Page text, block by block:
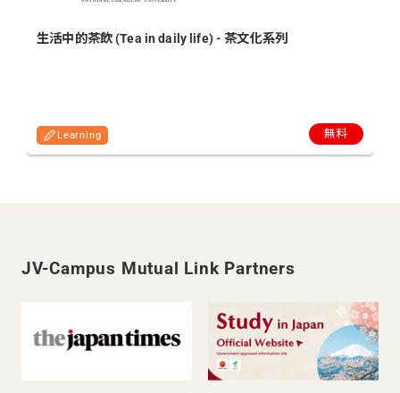
生活中的茶飲 (Tea in daily life) - 茶文化系列
Learning 無料
JV-Campus Mutual Link Partners